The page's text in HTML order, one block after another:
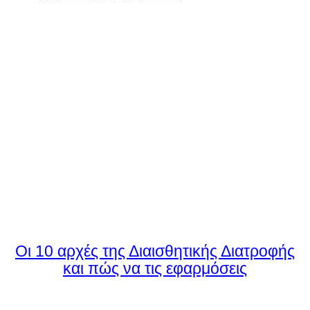
Οι 10 αρχές της Διαισθητικής Διατροφής
και πώς να τις εφαρμόσεις